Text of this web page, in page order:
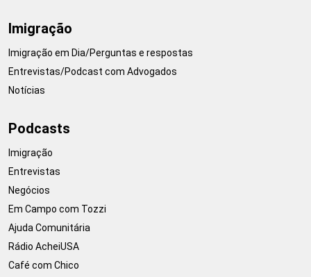
Imigração
Imigração em Dia/Perguntas e respostas
Entrevistas/Podcast com Advogados
Notícias
Podcasts
Imigração
Entrevistas
Negócios
Em Campo com Tozzi
Ajuda Comunitária
Rádio AcheiUSA
Café com Chico